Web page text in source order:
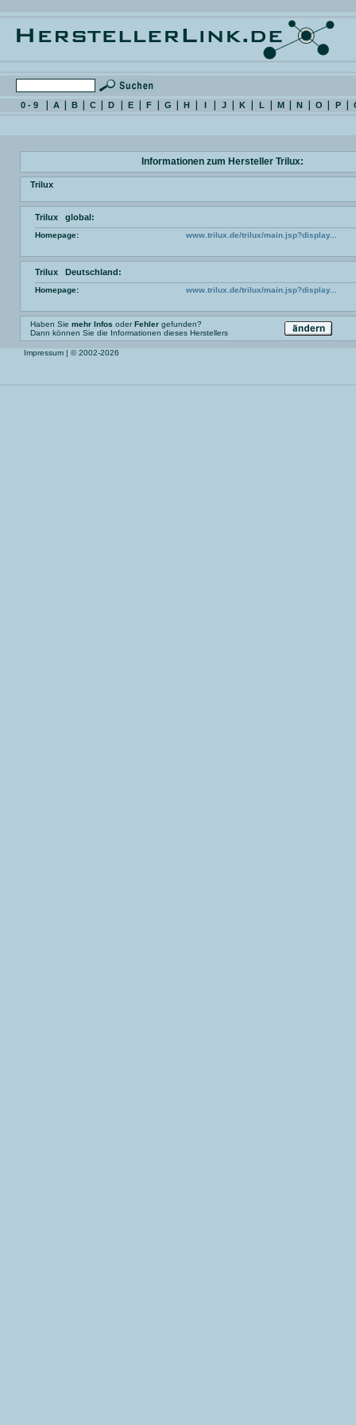
0 - 9 A B C D E F G H I J K L M N O P
Informationen zum Hersteller Trilux:
Trilux
Trilux global:
Homepage: www.trilux.de/trilux/main.jsp?display...
Trilux Deutschland:
Homepage: www.trilux.de/trilux/main.jsp?display...
Haben Sie mehr Infos oderFehler gefunden?
Dann können Sie die Informationen dieses Herstellers
Impressum | © 2002-2026